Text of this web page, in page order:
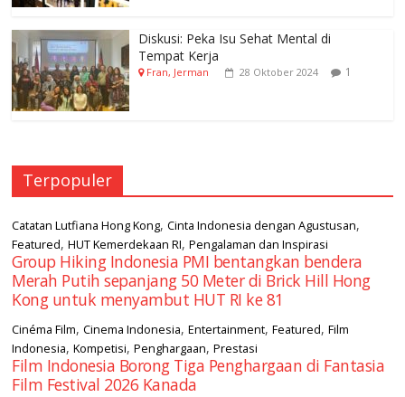
Diskusi: Peka Isu Sehat Mental di
Tempat Kerja
Fran, Jerman 28 Oktober 2024 1
Terpopuler
Catatan Lutfiana Hong Kong,Cinta Indonesia dengan Agustusan,
Featured,HUT Kemerdekaan RI,Pengalaman dan Inspirasi
Group Hiking Indonesia PMI bentangkan bendera
Merah Putih sepanjang 50 Meter di Brick Hill Hong
Kong untuk menyambut HUT RI ke 81
Cinéma Film,Cinema Indonesia,Entertainment,Featured,Film
Indonesia,Kompetisi,Penghargaan,Prestasi
Film Indonesia Borong Tiga Penghargaan di Fantasia
Film Festival 2026 Kanada